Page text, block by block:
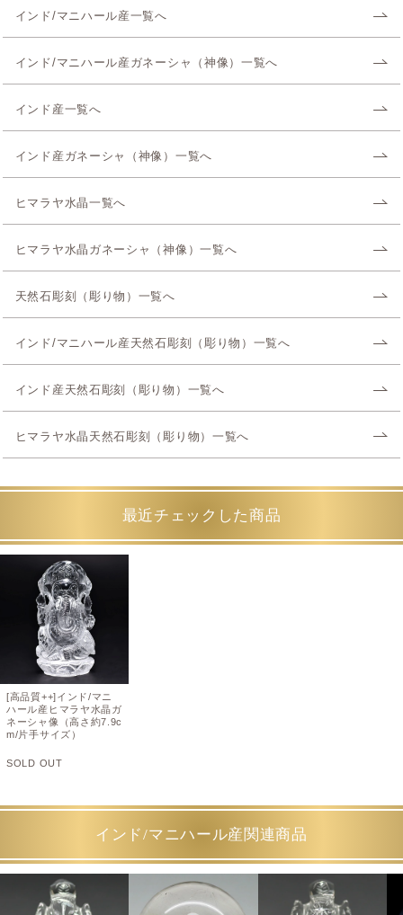
インド/マニハール産一覧へ
インド/マニハール産ガネーシャ（神像）一覧へ
インド産一覧へ
インド産ガネーシャ（神像）一覧へ
ヒマラヤ水晶一覧へ
ヒマラヤ水晶ガネーシャ（神像）一覧へ
天然石彫刻（彫り物）一覧へ
インド/マニハール産天然石彫刻（彫り物）一覧へ
インド産天然石彫刻（彫り物）一覧へ
ヒマラヤ水晶天然石彫刻（彫り物）一覧へ
最近チェックした商品
[高品質++]インド/マニ
ハール産ヒマラヤ水晶ガ
ネーシャ像（高さ約7.9c
m/片手サイズ）
SOLD OUT
インド/マニハール産関連商品